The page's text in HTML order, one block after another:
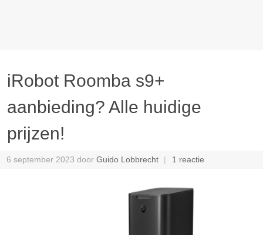
iRobot Roomba s9+
aanbieding? Alle huidige
prijzen!
6 september 2023 door Guido Lobbrecht 1 reactie